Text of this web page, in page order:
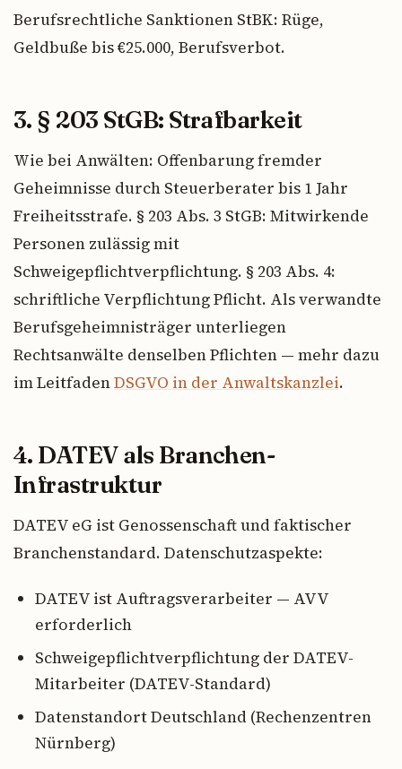
Berufsrechtliche Sanktionen StBK: Rüge,
Geldbuße bis €25.000, Berufsverbot.
3. § 203 StGB: Strafbarkeit
Wie bei Anwälten: Offenbarung fremder
Geheimnisse durch Steuerberater bis 1 Jahr
Freiheitsstrafe. § 203 Abs. 3 StGB: Mitwirkende
Personen zulässig mit
Schweigepflichtverpflichtung. § 203 Abs. 4:
schriftliche Verpflichtung Pflicht. Als verwandte
Berufsgeheimnisträger unterliegen
Rechtsanwälte denselben Pflichten — mehr dazu
im LeitfadenDSGVO in der Anwaltskanzlei.
4. DATEV als Branchen-
Infrastruktur
DATEV eG ist Genossenschaft und faktischer
Branchenstandard. Datenschutzaspekte:
DATEV ist Auftragsverarbeiter — AVV
erforderlich
Schweigepflichtverpflichtung der DATEV-
Mitarbeiter (DATEV-Standard)
Datenstandort Deutschland (Rechenzentren
Nürnberg)